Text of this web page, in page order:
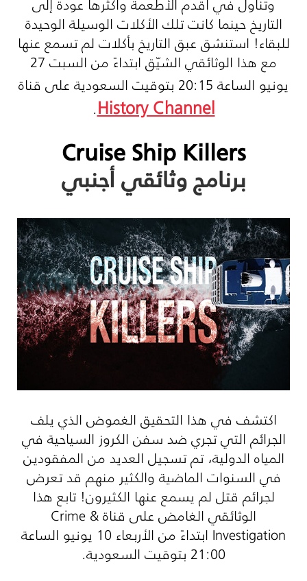
التاريخ حينما كانت تلك الأكلات الوسيلة الوحيدة
للبقاء! استنشق عبق التاريخ بأكلات لم تسمع عنها
مع هذا الوثائقي الشيّق ابتداءً من السبت 27
يونيو الساعة 20:15 بتوقيت السعودية على قناة
History Channel
.
Cruise Ship Killers
برنامج وثائقي أجنبي
اكتشف في هذا التحقيق الغموض الذي يلف
الجرائم التي تجري ضد سفن الكروز السياحية في
المياه الدولية، تم تسجيل العديد من المفقودين
في السنوات الماضية والكثير منهم قد تعرض
لجرائم قتل لم يسمع عنها الكثيرون! تابع هذا
الوثائقي الغامض على قناةCrime &
Investigation ابتداءً من الأربعاء 10 يونيو الساعة
21:00 بتوقيت السعودية.